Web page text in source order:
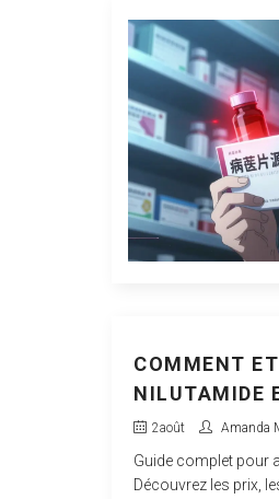
COMMENT
NILUTAMIDE
COMPLET
2août Amanda
Guide complet pour
Découvrez les prix,